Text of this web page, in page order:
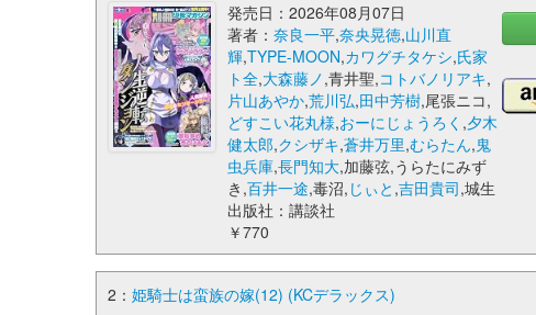
発売日：2026年08月07日
著者： 奈良一平,奈央晃徳,山川直
輝,TYPE-MOON,カワグチタケシ,氏家
ト全,大森藤ノ ,青井聖,コトバノリアキ,
片山あやか,荒川弘,田中芳樹,尾張ニコ,
どすこい花丸様,おーにじょうろく ,夕木
健太郎,クシザキ,蒼井万里,むらたん,鬼
虫兵庫,長門知大,加藤弦,うらたにみず
き,百井一途,毒沼, じぃと ,吉田貴司,城生
出版社：講談社
￥770
2： 姫騎士は蛮族の嫁(12) (KCデラックス)